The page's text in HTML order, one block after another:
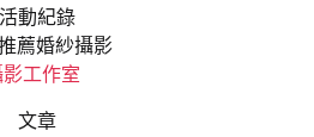
活動紀錄
薦婚紗攝影
工作室
文章